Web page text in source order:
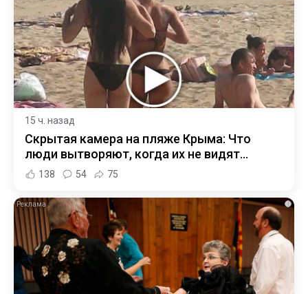
15 ч. назад
Скрытая камера на пляже Крыма: Что
люди вытворяют, когда их не видят...
138 54 75
i